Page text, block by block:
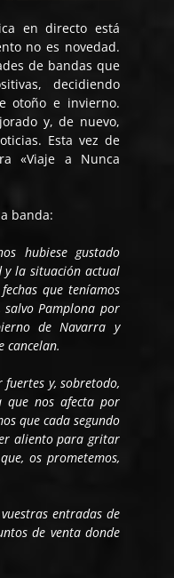
en directo está
no es novedad.
de bandas que
decidiendo
otoño e invierno.
y, de nuevo,
Esta vez de
«Viaje a Nunca
banda:
hubiese gustado
y la situación actual
que teníamos
Pamplona por
de Navarra y
cancelan.
fuertes y, sobretodo,
que nos afecta por
que cada segundo
aliento para gritar
os prometemos,
entradas de
de venta donde